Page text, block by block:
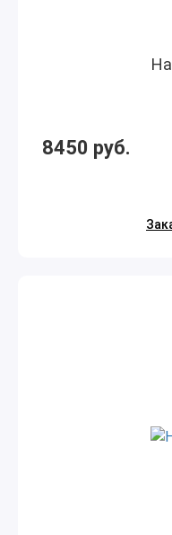
8450 руб.